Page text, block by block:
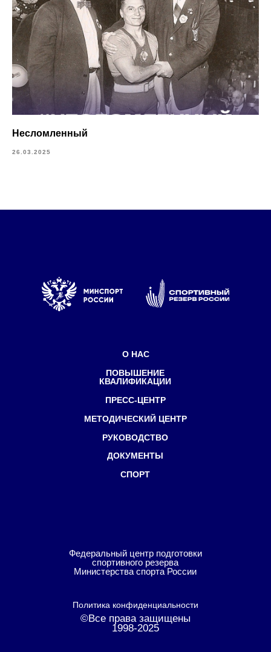
Несломленный
26.03.2025
Министерства спорта России
МЕТОДИЧЕСКИЙ ЦЕНТР
СПОРТ
ДОКУМЕНТЫ
РУКОВОДСТВО
ПРЕСС-ЦЕНТР